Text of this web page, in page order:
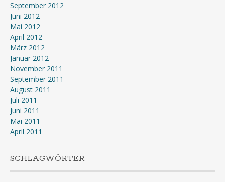
September 2012
Juni 2012
Mai 2012
April 2012
März 2012
Januar 2012
November 2011
September 2011
August 2011
Juli 2011
Juni 2011
Mai 2011
April 2011
SCHLAGWÖRTER